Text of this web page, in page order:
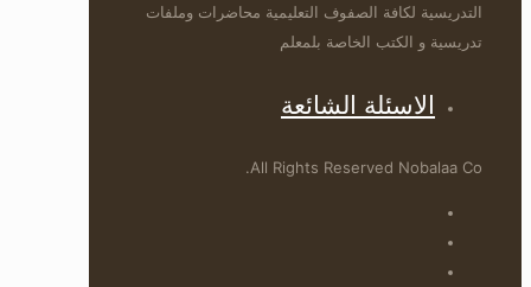
التدريسية لكافة الصفوف التعليمية محاضرات وملفات
تدريسية و الكتب الخاصة بلمعلم
الاسئلة الشائعة
All Rights Reserved Nobalaa Co.